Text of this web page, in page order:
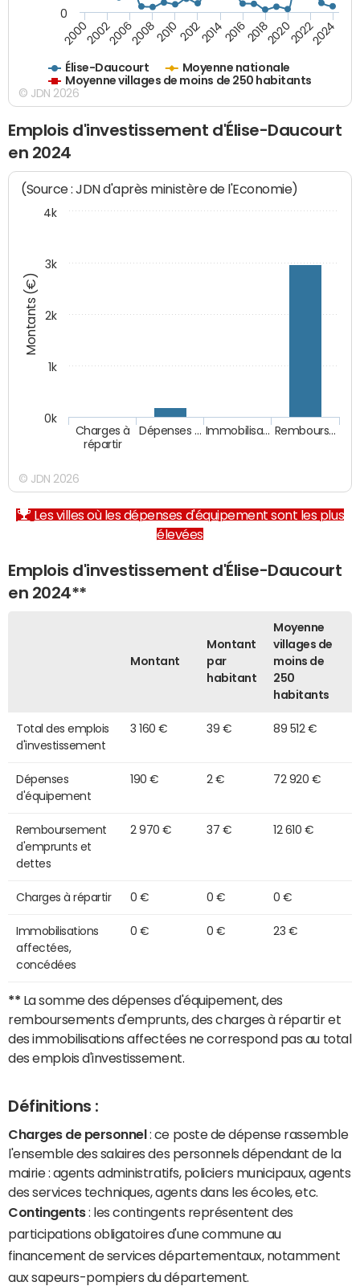
Élise-Daucourt
Moyenne nationale
Moyenne villages de moins de 250 habitants
200020022006200820102012201420162018202020222024
0
© JDN 2026
Emplois d'investissement d'Élise-Daucourt
en 2024
Montants (€)
(Source : JDN d'après ministère de l'Economie)
Charges à
répartir
Dépenses … Immobilisa… Rembours…
0k
1k
2k
3k
4k
© JDN 2026
Les villes où les dépenses d'équipement sont les plus
élevées
Emplois d'investissement d'Élise-Daucourt
en 2024**
Montant
Montant
par
habitant
Moyenne
villages de
moins de
250
habitants
Total des emplois
d'investissement
3 160 € 39 € 89 512 €
Dépenses
d'équipement
190 € 2 € 72 920 €
Remboursement
d'emprunts et
dettes
2 970 € 37 € 12 610 €
Charges à répartir 0 € 0 € 0 €
Immobilisations
affectées,
concédées
0 € 0 € 23 €
** La somme des dépenses d'équipement, des
remboursements d'emprunts, des charges à répartir et
des immobilisations affectées ne correspond pas au total
des emplois d'investissement.
Définitions :
Charges de personnel : ce poste de dépense rassemble
l'ensemble des salaires des personnels dépendant de la
mairie : agents administratifs, policiers municipaux, agents
des services techniques, agents dans les écoles, etc.
Contingents: les contingents représentent des
participations obligatoires d'une commune au
financement de services départementaux, notamment
aux sapeurs-pompiers du département.